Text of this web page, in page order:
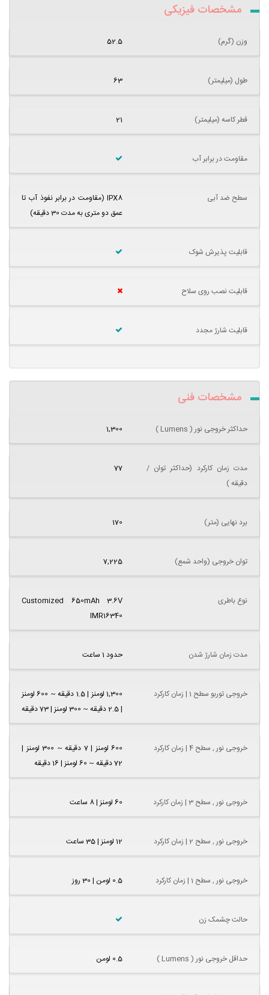
مشخصات فیزیکی
وزن (گرم) 52.5
طول (میلیمتر) 63
قطر کاسه (میلیمتر) 21
مقاومت در برابر آب
سطح ضد آبی
IPX8 (مقاومت در برابر نفوذ آب تا
عمق دو متری به مدت 30 دقیقه)
قابلیت پذیرش شوک
قابلیت نصب روی سلاح
قابلیت شارژ مجدد
مشخصات فنی
حداکثر خروجی نور ( Lumens ) 1,300
مدت زمان کارکرد (حداکثر توان /
دقیقه )
77
برد نهایی (متر) 170
توان خروجی (واحد شمع) 7,225
نوع باطری
Customized 650mAh 3.6V
IMR16340
مدت زمان شارژ شدن حدود 1 ساعت
خروجی توربو سطح 1 | زمان کارکرد
1,300 لومنز | 1.5 دقیقه ~ 600 لومنز
| 2.5 دقیقه ~ 300 لومنز | 73 دقیقه
خروجی نور , سطح 4 | زمان کارکرد
600 لومنز | 7 دقیقه ~ 300 لومنز |
72 دقیقه ~ 60 لومنز | 16 دقیقه
خروجی نور , سطح 3 | زمان کارکرد 60 لومنز | 8 ساعت
خروجی نور , سطح 2 | زمان کارکرد 12 لومنز | 35 ساعت
خروجی نور , سطح 1 | زمان کارکرد 0.5 لومن | 30 روز
حالت چشمک زن
حداقل خروجی نور ( Lumens ) 0.5 لومن